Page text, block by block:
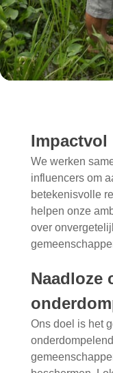
Impactvol
We werken
influencers om
betekenisvolle
helpen onze
over
Naadloze
Ons doel is het